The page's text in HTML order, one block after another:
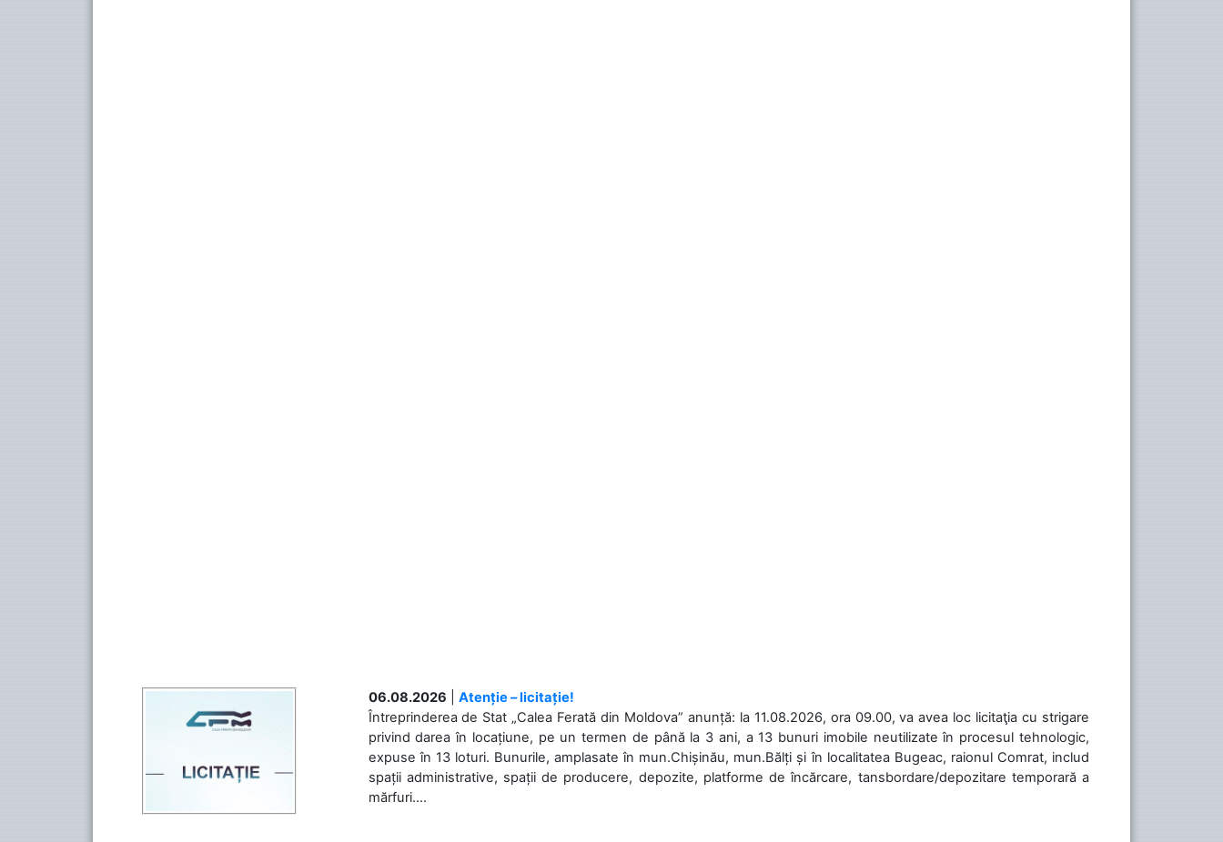
06.08.2026
Atenție – licitație!
Întreprinderea de Stat „Calea Ferată din Moldova” anunță: la 11.08.2026, ora 09.00, va avea loc licitaţia cu strigare
privind darea în locațiune, pe un termen de până la 3 ani, a 13 bunuri imobile neutilizate în procesul tehnologic,
expuse în 13 loturi. Bunurile, amplasate în mun.Chișinău, mun.Bălți și în localitatea Bugeac, raionul Comrat, includ
spații administrative, spații de producere, depozite, platforme de încărcare, tansbordare/depozitare temporară a
mărfuri....